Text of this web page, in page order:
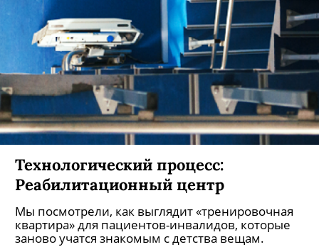
Технологический процесс:
Реабилитационный центр
Мы посмотрели, как выглядит «тренировочная
квартира» для пациентов-инвалидов, которые
заново учатся знакомым с детства вещам.